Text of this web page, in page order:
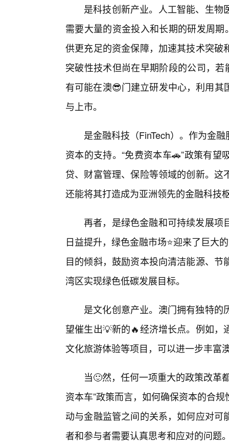
是科技创新产业。人工智能、生
需要大量的资金投入和长期的研发周
供更充足的资金保障，加速其技术突
突破性技术但尚在早期阶段的公司，
有可能在澳😎门建立研发中心，利用
与上市。
是金融科技（FinTech）。作为金
资本的支持。“免费资本车🚗”政策有
贷、财富管理、保险等领域的创新。
还能将其打造成为亚洲领先的金融科技
再者，是绿色金融和可持续发展项
日益提升，绿色金融市场⭐迎来了巨大
目的倾斜，鼓励资本投向清洁能源、
湾区实现绿色低碳发展目标。
是文化创意产业。澳门拥有独特
望催生出💡新的🔥经济增长点。例如
文化旅游体验等项目，可以进一步丰富
当🙂然，任何一项重大的政策改革
资本车”政策而言，如何确保资本的合
动与金融监管之间的关系，如何应对
者和参与者需要认真思考和应对的问题